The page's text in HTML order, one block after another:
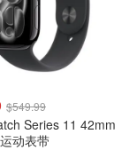
$549.99
Series 11 42mm
动表带